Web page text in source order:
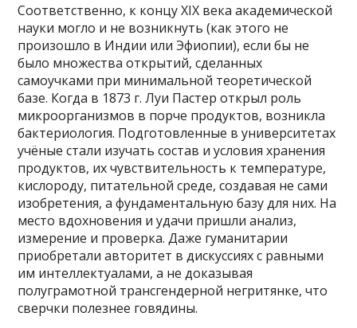
Соответственно, к концу XIX века академической
науки могло и не возникнуть (как этого не
произошло в Индии или Эфиопии), если бы не
было множества открытий, сделанных
самоучками при минимальной теоретической
базе. Когда в 1873 г. Луи Пастер открыл роль
микроорганизмов в порче продуктов, возникла
бактериология. Подготовленные в университетах
учёные стали изучать состав и условия хранения
продуктов, их чувствительность к температуре,
кислороду, питательной среде, создавая не сами
изобретения, а фундаментальную базу для них. На
место вдохновения и удачи пришли анализ,
измерение и проверка. Даже гуманитарии
приобретали авторитет в дискуссиях с равными
им интеллектуалами, а не доказывая
полуграмотной трансгендерной негритянке, что
сверчки полезнее говядины.